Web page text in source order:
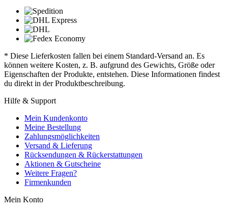
* Diese Lieferkosten fallen bei einem Standard-Versand an. Es
können weitere Kosten, z. B. aufgrund des Gewichts, Größe oder
Eigenschaften der Produkte, entstehen. Diese Informationen findest
du direkt in der Produktbeschreibung.
Hilfe & Support
Mein Kundenkonto
Meine Bestellung
Zahlungsmöglichkeiten
Versand & Lieferung
Rücksendungen & Rückerstattungen
Aktionen & Gutscheine
Weitere Fragen?
Firmenkunden
Mein Konto